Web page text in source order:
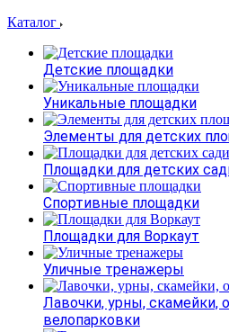
Каталог
Детские площадки
Уникальные площадки
Элементы для детских
Площадки для детских
Спортивные площадки
Площадки для Воркаут
Уличные тренажеры
Лавочки, урны, скамейки,
велопарковки